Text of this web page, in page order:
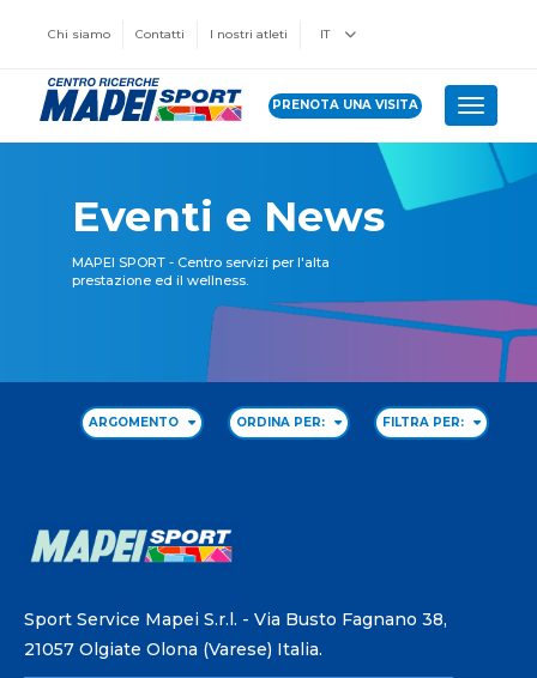
Chi siamo Contatti I nostri atleti IT
PRENOTA UNA VISITA Toggle
Eventi e News
MAPEI SPORT - Centro servizi per l'alta
prestazione ed il wellness.
ARGOMENTO ORDINA PER: FILTRA PER:
Sport Service Mapei S.r.l. - Via Busto Fagnano 38,
21057 Olgiate Olona (Varese) Italia.